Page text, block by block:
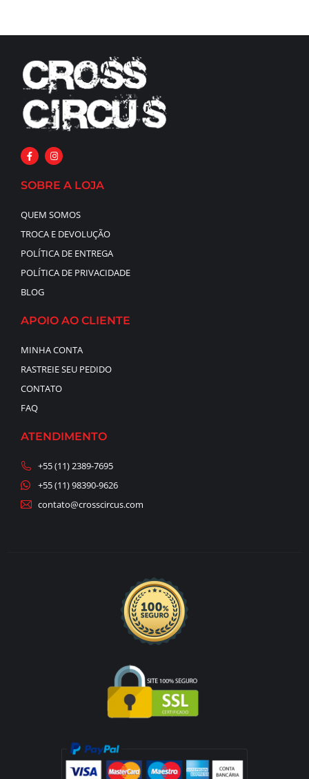
SOBRE A LOJA
QUEM SOMOS
TROCA E DEVOLUÇÃO
POLÍTICA DE ENTREGA
POLÍTICA DE PRIVACIDADE
BLOG
APOIO AO CLIENTE
MINHA CONTA
RASTREIE SEU PEDIDO
CONTATO
FAQ
ATENDIMENTO
+55 (11) 2389-7695
+55 (11) 98390-9626
contato@crosscircus.com